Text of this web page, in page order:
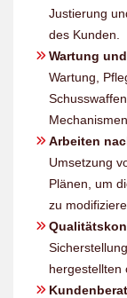
Justierung
des Kunden.
Wartung
Wartung,
Arbeiten
Umsetzung
Plänen, um
zu
hergestellten